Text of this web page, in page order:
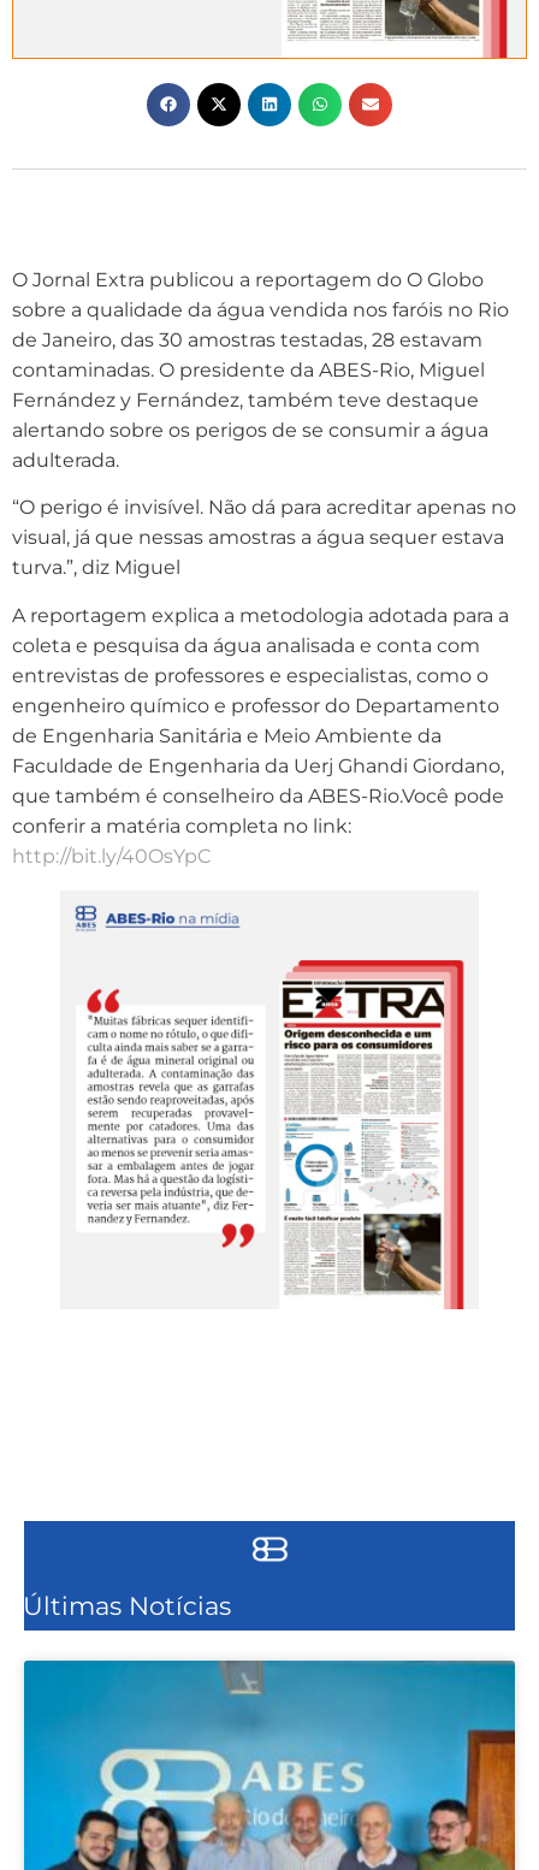
O Jornal Extra publicou a reportagem do O Globo
sobre a qualidade da água vendida nos faróis no Rio
de Janeiro, das 30 amostras testadas, 28 estavam
contaminadas. O presidente da ABES-Rio, Miguel
Fernández y Fernández, também teve destaque
alertando sobre os perigos de se consumir a água
adulterada.
“O perigo é invisível. Não dá para acreditar apenas no
visual, já que nessas amostras a água sequer estava
turva.”, diz Miguel
A reportagem explica a metodologia adotada para a
coleta e pesquisa da água analisada e conta com
entrevistas de professores e especialistas, como o
engenheiro químico e professor do Departamento
de Engenharia Sanitária e Meio Ambiente da
Faculdade de Engenharia da Uerj Ghandi Giordano,
que também é conselheiro da ABES-Rio.Você pode
conferir a matéria completa no link:
http://bit.ly/40OsYpC
Últimas Notícias